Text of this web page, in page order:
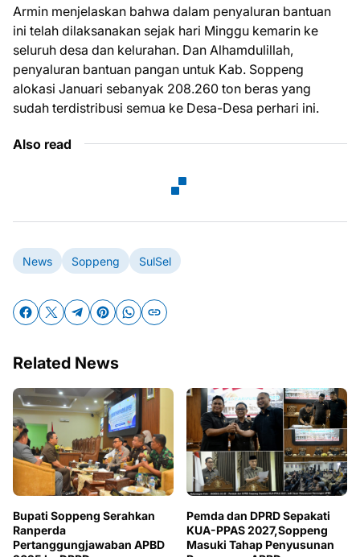
Armin menjelaskan bahwa dalam penyaluran bantuan
ini telah dilaksanakan sejak hari Minggu kemarin ke
seluruh desa dan kelurahan. Dan Alhamdulillah,
penyaluran bantuan pangan untuk Kab. Soppeng
alokasi Januari sebanyak 208.260 ton beras yang
sudah terdistribusi semua ke Desa-Desa perhari ini.
Also read
News Soppeng SulSel
Related News
Bupati Soppeng Serahkan
Ranperda
Pertanggungjawaban APBD
Pemda dan DPRD Sepakati
KUA-PPAS 2027,Soppeng
Masuki Tahap Penyusunan